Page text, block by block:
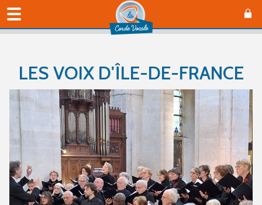
LES VOIX D'ÎLE-DE-FRANCE